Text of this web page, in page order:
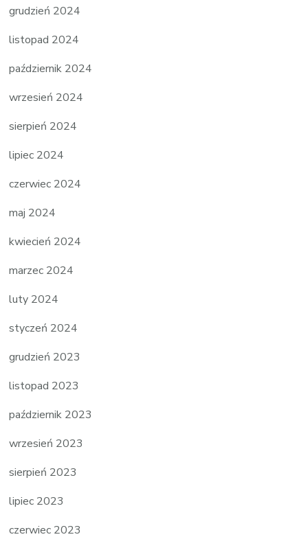
grudzień 2024
listopad 2024
październik 2024
wrzesień 2024
sierpień 2024
lipiec 2024
czerwiec 2024
maj 2024
kwiecień 2024
marzec 2024
luty 2024
styczeń 2024
grudzień 2023
listopad 2023
październik 2023
wrzesień 2023
sierpień 2023
lipiec 2023
czerwiec 2023